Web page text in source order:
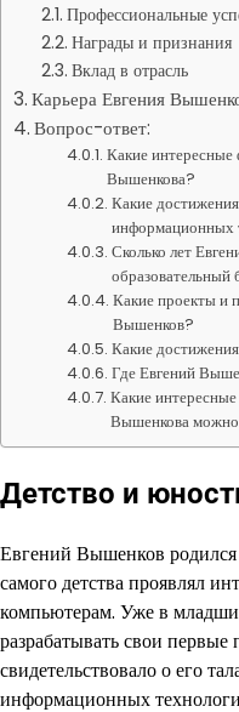
Профессиональные
Награды и признания
Вклад в отрасль
Карьера Евгения
Вопрос-ответ:
Какие интересные
Вышенкова?
Какие
информационных
Сколько лет
образовательный
Какие проекты и
Вышенков?
Какие
Где Евгений
Какие
Вышенкова можно
Детство и
Евгений Вышенков
самого детства проявлял
компьютерам. Уже в
разрабатывать свои
свидетельствовало о его
информационных